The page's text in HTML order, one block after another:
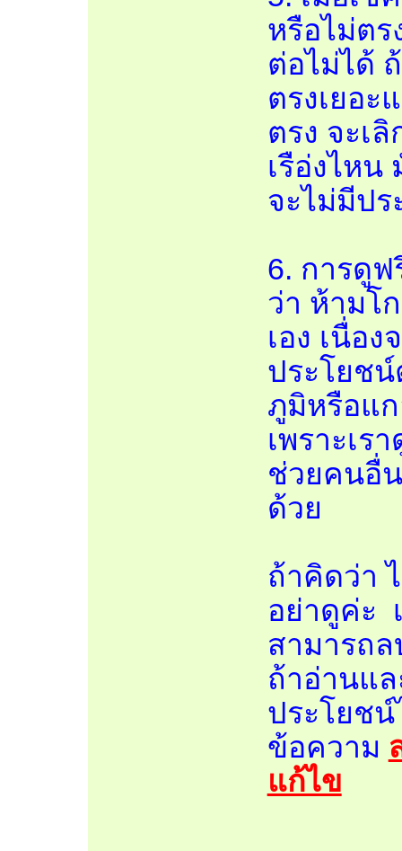
หรือไม่ตร
ต่อไม่ได้
ตรงเยอะ
ตรง จะเ
เรือ่งไห
จะไม่มีป
6. การดูฟ
ว่า ห้ามโ
เอง เนื่อ
ประโยช
ภูมิหรือแ
เพราะเร
ช่วยคนอื่
ด้วย
ถ้าคิดว่า
อย่าดูค่ะ
สามารถล
ถ้าอ่านแ
ประโยช
ข้อความ
แก้ไข